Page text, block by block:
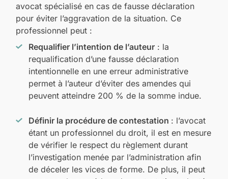
avocat spécialisé en cas de fausse déclaration
pour éviter l’aggravation de la situation. Ce
professionnel peut :
Requalifier l’intention de l’auteur : la
requalification d’une fausse déclaration
intentionnelle en une erreur administrative
permet à l’auteur d’éviter des amendes qui
peuvent atteindre 200 % de la somme indue.
Définir la procédure de contestation : l’avocat
étant un professionnel du droit, il est en mesure
de vérifier le respect du règlement durant
l’investigation menée par l’administration afin
de déceler les vices de forme. De plus, il peut